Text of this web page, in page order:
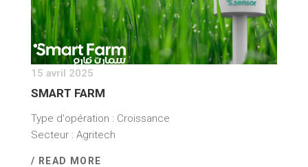
15 avril 2025
SMART FARM
Type d'opération : Croissance
Secteur : Agritech
/ READ MORE